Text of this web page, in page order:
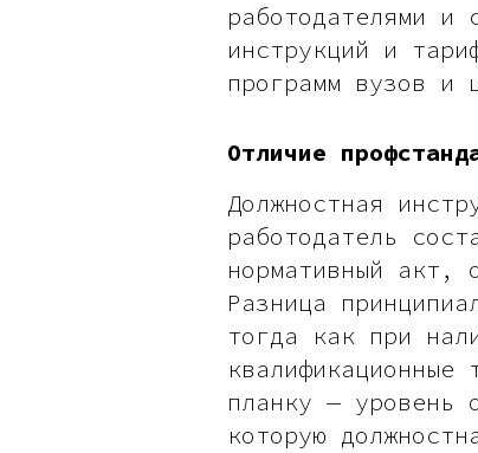
работодателями и
инструкций и
программ вузов и
Отличие
Должностная
работодатель
нормативный акт,
Разница
тогда как при
планку — уровень
которую